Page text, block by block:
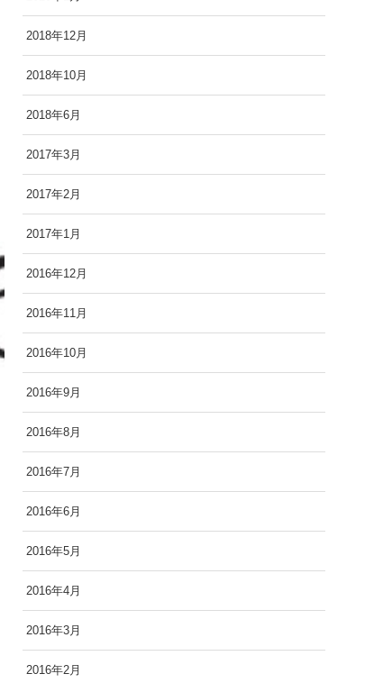
2018年12月
2018年10月
2018年6月
2017年3月
2017年2月
2017年1月
2016年12月
2016年11月
2016年10月
2016年9月
2016年8月
2016年7月
2016年6月
2016年5月
2016年4月
2016年3月
2016年2月